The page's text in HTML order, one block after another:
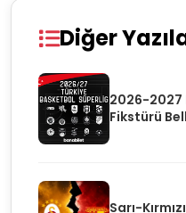
Diğer
2026-2027
Fikstürü
Sarı-